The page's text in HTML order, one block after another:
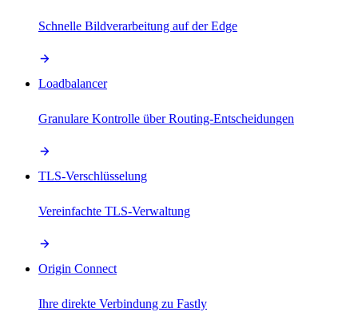
Schnelle Bildverarbeitung auf der Edge
Loadbalancer
Granulare Kontrolle über Routing-Entscheidungen
TLS-Verschlüsselung
Vereinfachte TLS-Verwaltung
Origin Connect
Ihre direkte Verbindung zu Fastly